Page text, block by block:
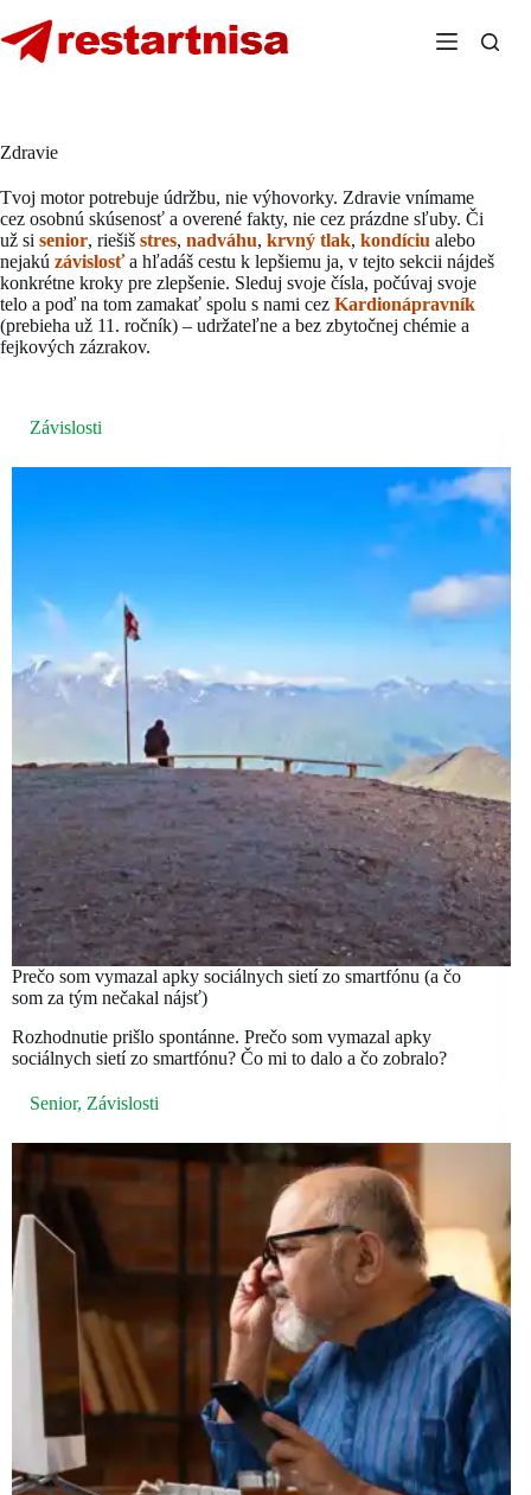
to
content
Zdravie
Tvoj motor potrebuje údržbu, nie výhovorky. Zdravie vnímame
cez osobnú skúsenosť a overené fakty, nie cez prázdne sľuby. Či
už si senior, riešiš stres, nadváhu, krvný tlak, kondíciu alebo
nejakú závislosťa hľadáš cestu k lepšiemu ja, v tejto sekcii nájdeš
konkrétne kroky pre zlepšenie. Sleduj svoje čísla, počúvaj svoje
telo a poď na tom zamakať spolu s nami cez Kardionápravník
(prebieha už 11. ročník) – udržateľne a bez zbytočnej chémie a
fejkových zázrakov.
Závislosti
Prečo som vymazal apky sociálnych sietí zo smartfónu (a čo
som za tým nečakal nájsť)
Rozhodnutie prišlo spontánne. Prečo som vymazal apky
sociálnych sietí zo smartfónu? Čo mi to dalo a čo zobralo?
Senior, Závislosti